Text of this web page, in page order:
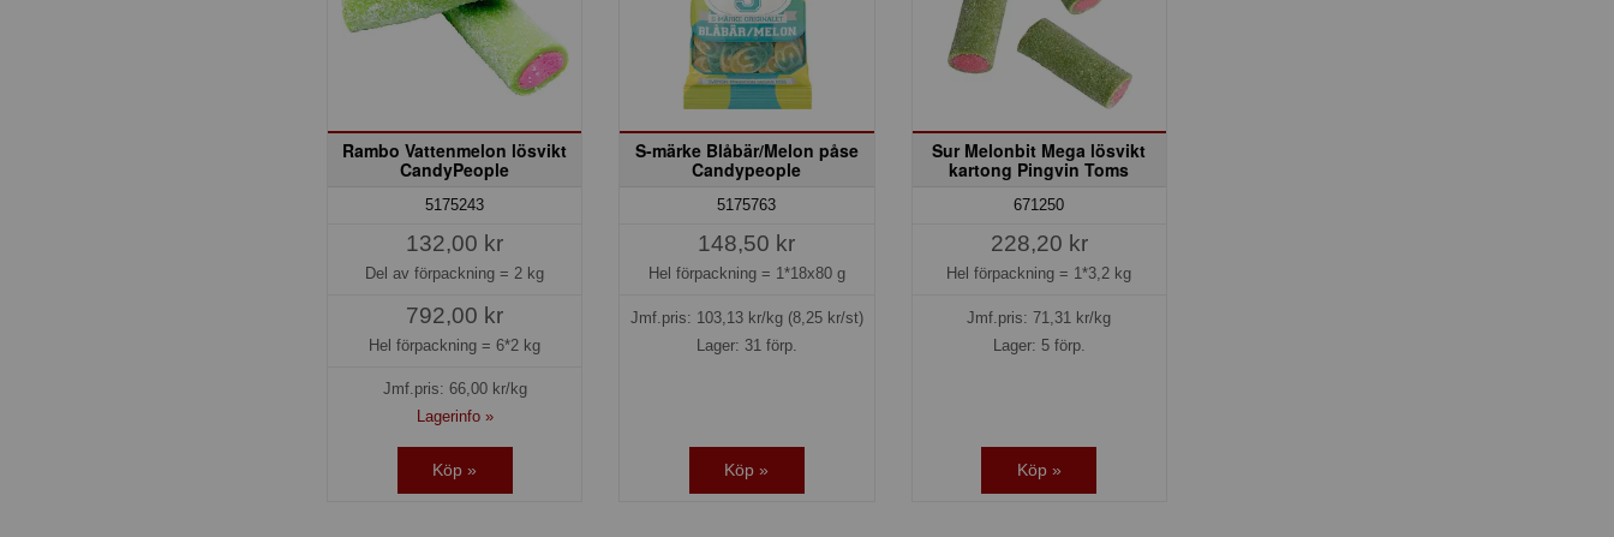
Rambo Vattenmelon lösvikt
CandyPeople
5175243
132,00 kr
Del av förpackning = 2 kg
792,00 kr
Hel förpackning =6*2 kg
Jmf.pris: 66,00kr/kg
Lagerinfo »
Köp »
S-märke Blåbär/Melon påse
Candypeople
5175763
148,50 kr
Hel förpackning = 1*18x80 g
Jmf.pris: 103,13kr/kg (8,25 kr/st)
Lager: 31 förp.
Köp »
Sur Melonbit Mega lösvikt
kartong Pingvin Toms
671250
228,20 kr
Hel förpackning = 1*3,2 kg
Jmf.pris:71,31 kr/kg
Lager: 5 förp.
Köp »